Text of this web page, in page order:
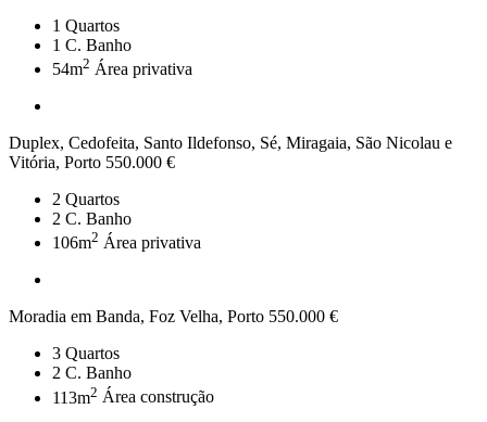
1 Quartos
1 C. Banho
54m2 Área privativa
Duplex, Cedofeita, Santo Ildefonso, Sé, Miragaia, São Nicolau e
Vitória, Porto 550.000 €
2 Quartos
2 C. Banho
106m2 Área privativa
Moradia em Banda, Foz Velha, Porto 550.000 €
3 Quartos
2 C. Banho
113m2 Área construção